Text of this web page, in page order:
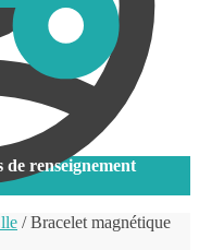
de renseignement
/Bracelet magnétique